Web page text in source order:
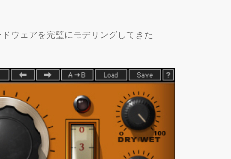
ウェアを完璧にモデリングしてきた